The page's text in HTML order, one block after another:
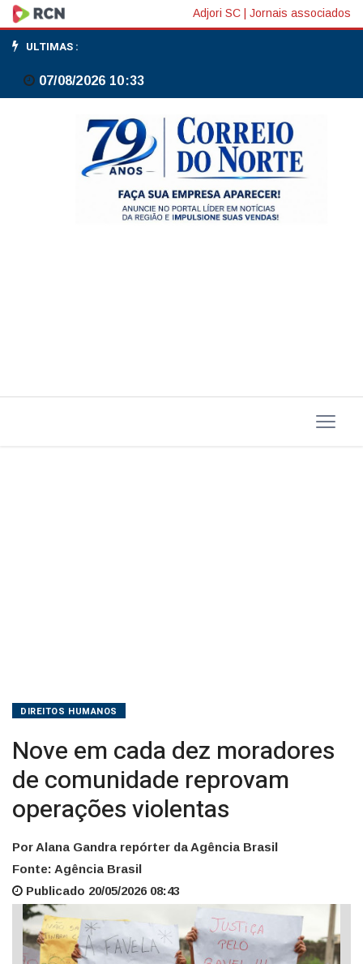
Nove
em
cada
moradores
comunidade
Adjori SC Jornais associados
ULTIMAS :
07/08/2026 10:33
DIREITOS HUMANOS
Nove em cada dez moradores
de comunidade reprovam
operações violentas
Por Alana Gandra repórter da Agência Brasil
Fonte: Agência Brasil
Publicado 20/05/2026 08:43